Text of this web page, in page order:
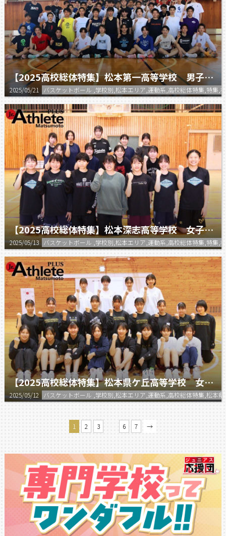
【2025高校総体特集】松本第一高等学校 男子バスケットボール部
2025/05/21 バスケットボール ,学校別,松本エリア,運動系,高校総体特集,特集,
【2025高校総体特集】松本深志高等学校 女子バスケットボール部
2025/05/13 バスケットボール ,学校別,松本エリア,運動系,高校総体特集,特集,
【2025高校総体特集】松本県ケ丘高等学校 女子バスケットボール部
2025/05/12 バスケットボール ,学校別,松本エリア,運動系,高校総体特集,松本
1 2 3 6 7 →